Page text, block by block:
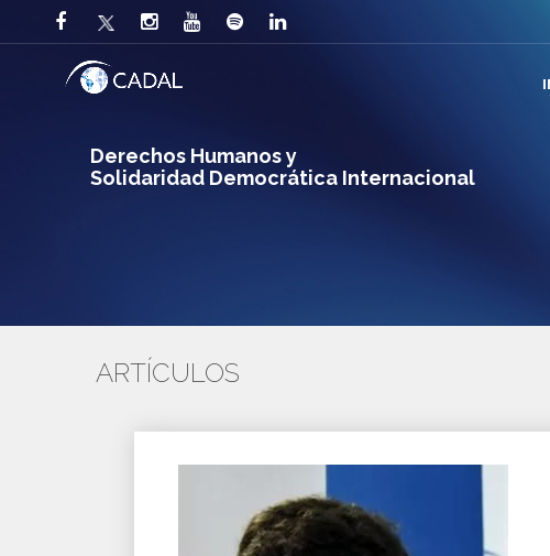
Derechos Humanos y
Solidaridad Democrática Internacional
ARTÍCULOS